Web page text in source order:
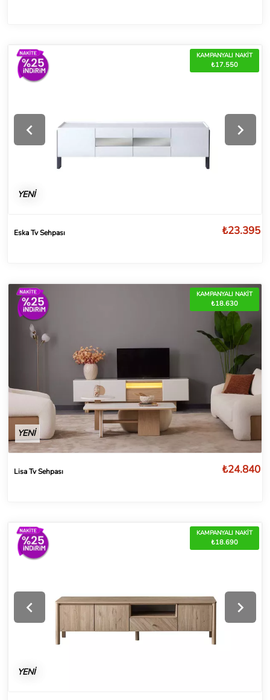
KAMPANYALI NAKİT
₺17.550
YENİ
Eska Tv Sehpası ₺23.395
KAMPANYALI NAKİT
₺18.630
YENİ
Lisa Tv Sehpası ₺24.840
KAMPANYALI NAKİT
₺18.690
YENİ